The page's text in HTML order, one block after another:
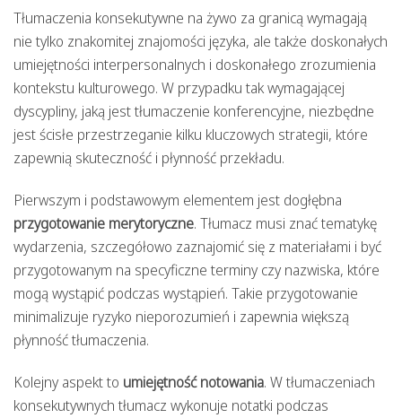
Tłumaczenia konsekutywne na żywo za granicą wymagają
nie tylko znakomitej znajomości języka, ale także doskonałych
umiejętności interpersonalnych i doskonałego zrozumienia
kontekstu kulturowego. W przypadku tak wymagającej
dyscypliny, jaką jest tłumaczenie konferencyjne, niezbędne
jest ścisłe przestrzeganie kilku kluczowych strategii, które
zapewnią skuteczność i płynność przekładu.
Pierwszym i podstawowym elementem jest dogłębna
przygotowanie merytoryczne. Tłumacz musi znać tematykę
wydarzenia, szczegółowo zaznajomić się z materiałami i być
przygotowanym na specyficzne terminy czy nazwiska, które
mogą wystąpić podczas wystąpień. Takie przygotowanie
minimalizuje ryzyko nieporozumień i zapewnia większą
płynność tłumaczenia.
Kolejny aspekt to umiejętność notowania. W tłumaczeniach
konsekutywnych tłumacz wykonuje notatki podczas